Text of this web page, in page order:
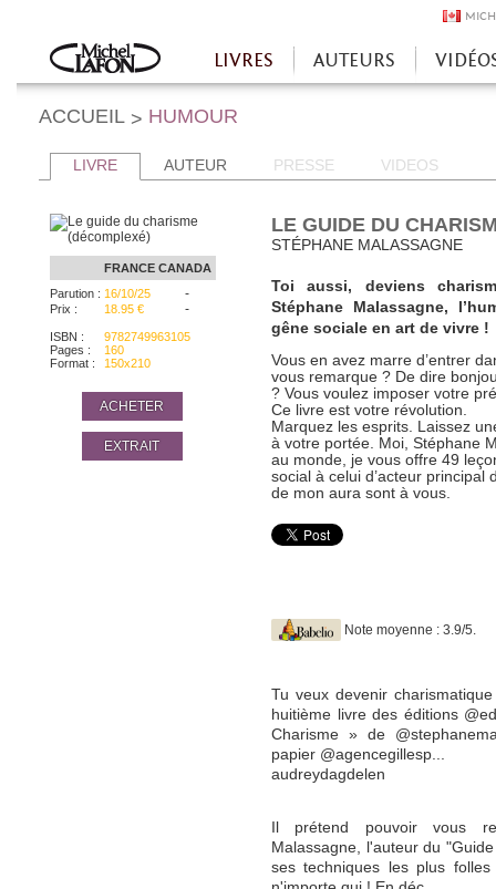
Accueil
LIVRES AUTEURS
ACCUEIL > HUMOUR
LIVRE AUTEUR PRESSE VIDEOS
FRANCE CANADA
Parution : 16/10/25 -
Prix : 18.95 € -
ISBN :
9782749963105
Pages :
160
Format :
150x210
ACHETER
EXTRAIT
LE GUIDE DU
STÉPHANE MALASSAGNE
Toi aussi, deviens
Stéphane Malassagne,
gêne sociale en art de vivre !
Vous en avez marre d’entrer
vous remarque ? De dire
? Vous voulez imposer votre
Ce livre est votre révolution.
Marquez les esprits. Laissez
à votre portée. Moi, Stéphane
au monde, je vous offre 49
social à celui d’acteur principal
de mon aura sont à vous.
Note moyenne : 3.9/5.
Tu veux devenir
huitième livre des éditions
Charisme » de
papier @agencegillesp...
audreydagdelen
Il prétend pouvoir vous
Malassagne, l'auteur du
ses techniques les plus